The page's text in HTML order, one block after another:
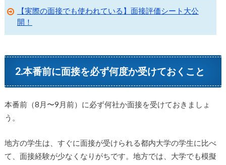
【実際の面接でも使われている】面接評価シート大公
開！
2.本番前に面接を必ず何度か受けておくこと
本番前（8月〜9月前）に必ず何社か面接を受けておきましょ
う。
地方の学生は、すぐに面接が受けられる都内大学の学生に比べ
て、面接経験が少なくなりがちです。地方では、大学でも模擬